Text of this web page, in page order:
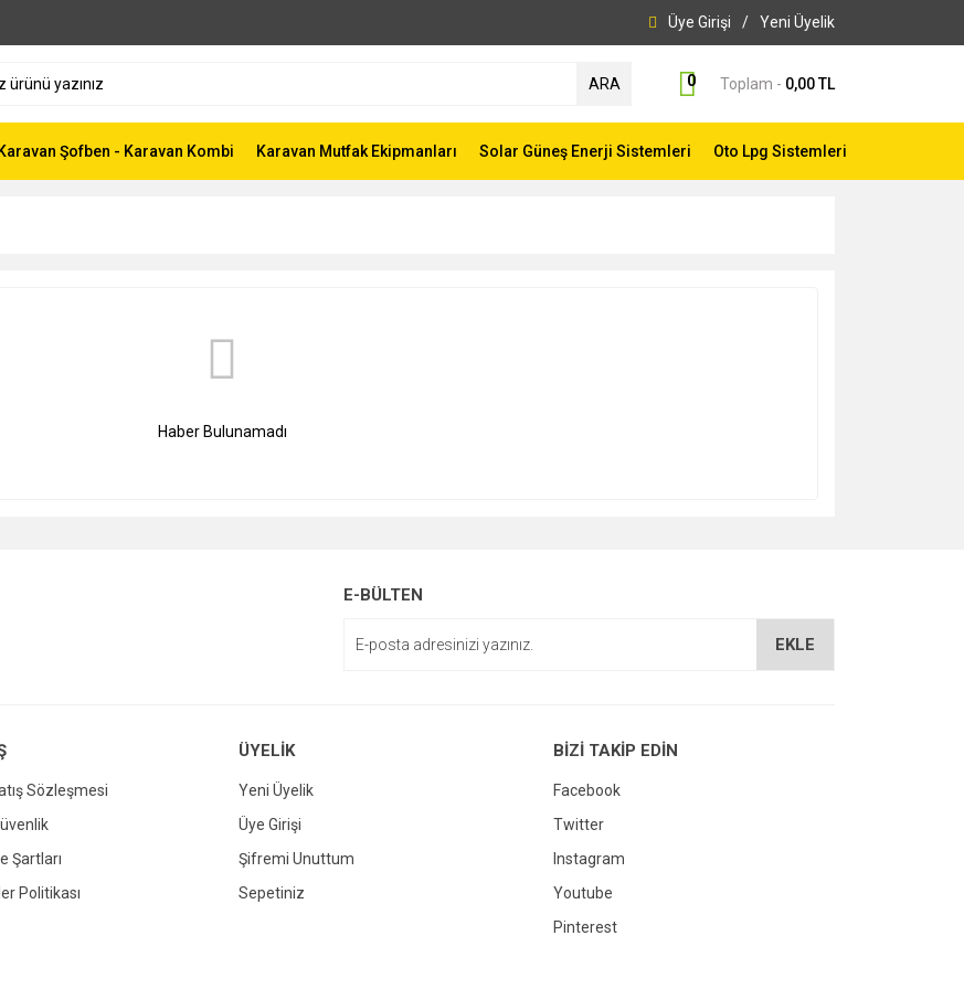
Üye Girişi / Yeni Üyelik
ARA 0 Toplam - 0,00 TL
Şofben - Karavan Kombi Karavan Mutfak Ekipmanları Solar Güneş Enerji Sistemleri Oto Lpg Sistemleri
Haber Bulunamadı
E-BÜLTEN
EKLE
Sözleşmesi
Şartları
Politikası
ÜYELİK
Yeni Üyelik
Üye Girişi
Şifremi Unuttum
Sepetiniz
BİZİ TAKİP EDİN
Facebook
Twitter
Instagram
Youtube
Pinterest